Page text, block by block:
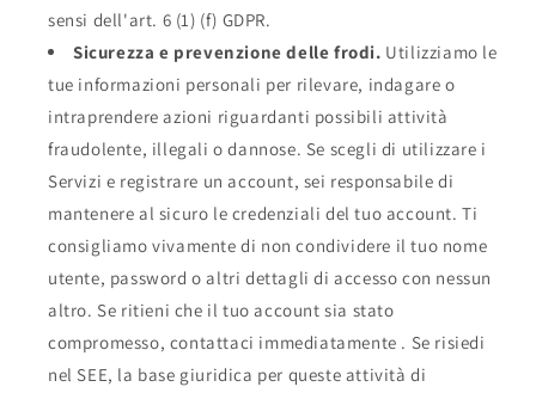
sensi dell'art. 6 (1) (f) GDPR.
Sicurezza e prevenzione delle frodi. Utilizziamo le
tue informazioni personali per rilevare, indagare o
intraprendere azioni riguardanti possibili attività
fraudolente, illegali o dannose. Se scegli di utilizzare i
Servizi e registrare un account, sei responsabile di
mantenere al sicuro le credenziali del tuo account. Ti
consigliamo vivamente di non condividere il tuo nome
utente, password o altri dettagli di accesso con nessun
altro. Se ritieni che il tuo account sia stato
compromesso, contattaci immediatamente . Se risiedi
nel SEE, la base giuridica per queste attività di